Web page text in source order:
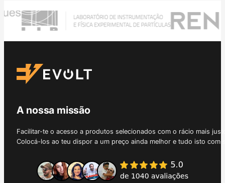
A nossa missão
Facilitar-te o acesso a produtos selecionados com o rácio mais
Colocá-los ao teu dispor a um preço ainda melhor e tudo isto